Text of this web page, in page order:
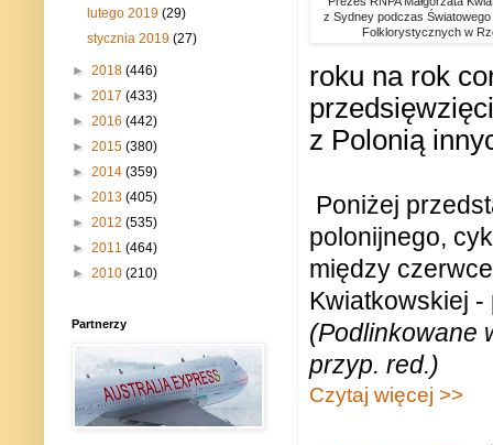
z Sydney podczas Światowego
Folklorystycznych w
roku na rok
z Polonią
Poniżej
polonijnego,
między
Kwiatkowskiej
(Podlinkowane
przyp. red.)
Czytaj więcej >>
lutego 2019(29)
stycznia 2019(27)
► 2018 (446)
► 2017 (433)
► 2016 (442)
► 2015 (380)
► 2014 (359)
► 2013 (405)
► 2012 (535)
► 2011 (464)
► 2010 (210)
Partnerzy